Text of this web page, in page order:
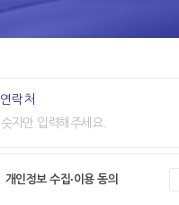
연락처
개인정보 수집·이용 동의